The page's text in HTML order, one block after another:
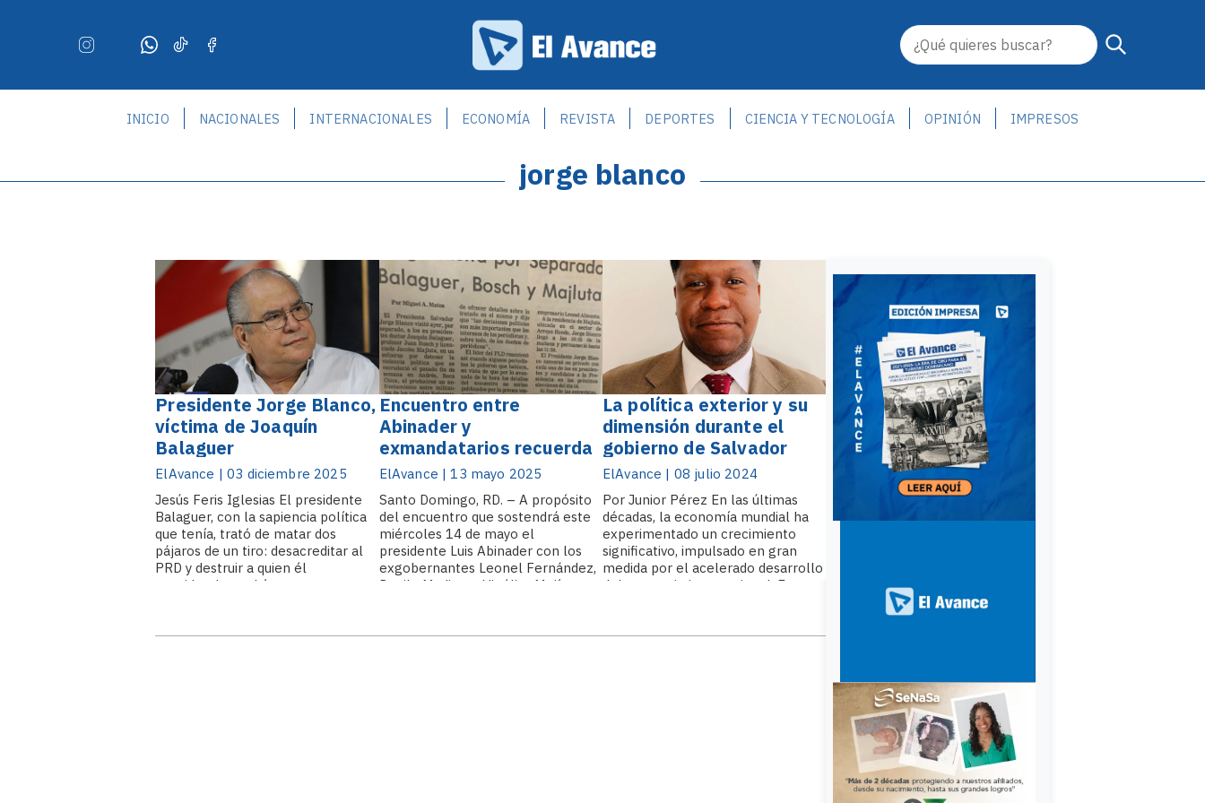
INICIO NACIONALES INTERNACIONALES ECONOMÍA REVISTA DEPORTES CIENCIA Y TECNOLOGÍA OPINIÓN IMPRESOS
jorge blanco
Presidente Jorge Blanco,
víctima de Joaquín
Balaguer
ElAvance | 03 diciembre 2025
Jesús Feris Iglesias El presidente
Balaguer, con la sapiencia política
que tenía, trató de matar dos
pájaros de un tiro: desacreditar al
PRD y destruir a quien él
consideraba podría regresar a
democrático en la República
Encuentro entre
Abinader y
exmandatarios recuerda
el que sostuvo Jorge
Blanco con Bosch,
Balaguer y Majluta en
1986
ElAvance | 13 mayo 2025
Santo Domingo, RD. – A propósito
del encuentro que sostendrá este
miércoles 14 de mayo el
presidente Luis Abinader con los
exgobernantes Leonel Fernández,
Danilo Medina e Hipólito Mejía, con
seguridad nacional, el.
La política exterior y su
dimensión durante el
gobierno de Salvador
Jorge Blanco
ElAvance | 08 julio 2024
Por Junior Pérez En las últimas
décadas, la economía mundial ha
experimentado un crecimiento
significativo, impulsado en gran
medida por el acelerado desarrollo
del comercio internacional. Este
esfuerzo coordinado para reducir